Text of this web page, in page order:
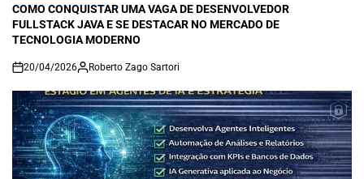
IN
COMO CONQUISTAR UMA VAGA DE DESENVOLVEDOR
FULLSTACK JAVA E SE DESTACAR NO MERCADO DE
TECNOLOGIA MODERNO
on
20/04/2026 Roberto Zago Sartori